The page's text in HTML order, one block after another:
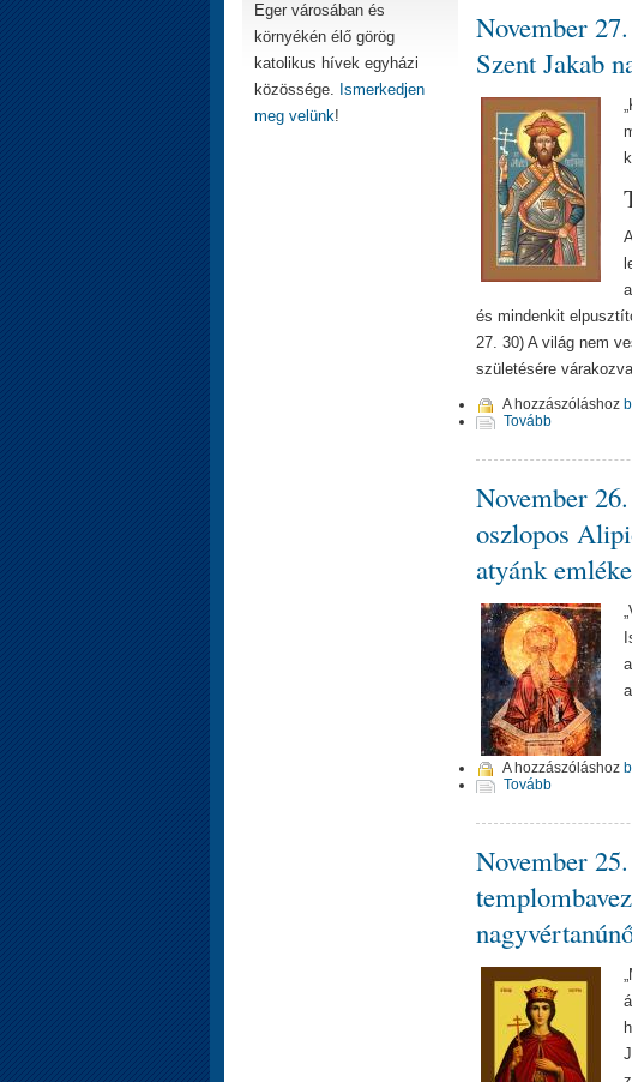
Eger városában és
környékén élő görög
katolikus hívek egyházi
közössége. Ismerkedjen
meg velünk!
November
Szent Jakab
és mindenkit
27. 30) A világ nem
születésére
A hozzászóláshoz
Tovább
November
oszlopos
atyánk emléke
A hozzászóláshoz
Tovább
November